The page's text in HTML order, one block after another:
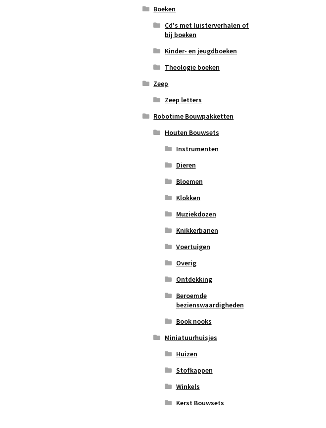
Boeken
Cd's met luisterverhalen of
bij boeken
Kinder- en jeugdboeken
Theologie boeken
Zeep
Zeep letters
Robotime Bouwpakketten
Houten Bouwsets
Instrumenten
Dieren
Bloemen
Klokken
Muziekdozen
Knikkerbanen
Voertuigen
Overig
Ontdekking
Beroemde
bezienswaardigheden
Book nooks
Miniatuurhuisjes
Huizen
Stofkappen
Winkels
Kerst Bouwsets